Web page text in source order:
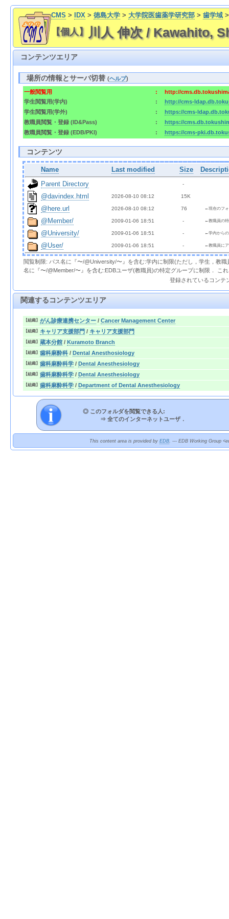
CMS > IDX> 徳島大学> 大学院医歯薬学研究部> 歯学域
【個人】 川人 伸次 / Kawahito,
コンテンツエリア
場所の情報とサーバ切替(ヘルプ)
一般閲覧用 :
http://
学生閲覧用(学内)
:
http://cms-
学生閲覧用(学外)
:
https://cms-
教職員閲覧・登録 (ID&Pass)
:
https://
教職員閲覧・登録 (EDB/PKI)
: https://cms-
コンテンツ
Name Last modified Size
Parent Directory
  -
@davindex.html 2026-08-10 08:12 15K
@here.url 2026-08-10 08:12 76 ←現在のフ
@Member/ 2009-01-06 18:51
  -
←教職員の
@University/ 2009-01-06 18:51
  -
←学内から
@User/ 2009-01-06 18:51
  -
←教職員に
閲覧制限: パス名に『〜/@University/〜』を含む:学内に制限(ただし，学生，教
名に『〜/@Member/〜』を含む:EDBユーザ(教職員)の特定グループに制限． こ
登録されているコンテ
関連するコンテンツエリア
【組織】 がん診療連携センター / Cancer Management Center
【組織】 キャリア支援部門 / キャリア支援部門
【組織】 蔵本分館 / Kuramoto Branch
【組織】 歯科麻酔科 / Dental Anesthosiology
【組織】 歯科麻酔科学 / Dental Anesthesiology
【組織】 歯科麻酔科学 / Dental Anesthesiology
【組織】 歯科麻酔科学 / Department of Dental Anesthesiology
◎ このフォルダを閲覧できる人:
⇒ 全てのインターネットユーザ．
This content area is provided by EDB. --- EDB Working Group